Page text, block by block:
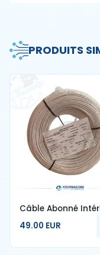
PRODUITS
Câble Abonné
1FO Blanc G657A2
49.00 EUR